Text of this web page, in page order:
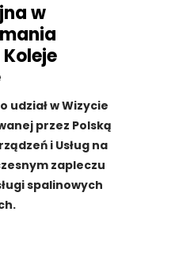
w
udział w Wizycie
przez Polską
i Usług na
zapleczu
spalinowych